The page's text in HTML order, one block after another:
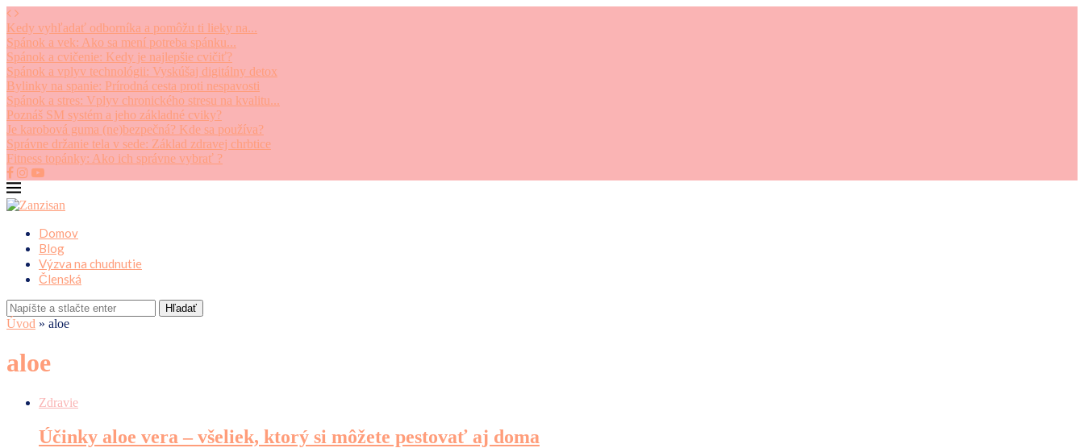
Kedy vyhľadať odborníka a pomôžu ti lieky na...
Spánok a vek: Ako sa mení potreba spánku...
Spánok a cvičenie: Kedy je najlepšie cvičiť?
Spánok a vplyv technológii: Vyskúšaj digitálny detox
Bylinky na spanie: Prírodná cesta proti nespavosti
Spánok a stres: Vplyv chronického stresu na kvalitu...
Poznáš SM systém a jeho základné cviky?
Je karobová guma (ne)bezpečná? Kde sa používa?
Správne držanie tela v sede: Základ zdravej chrbtice
Fitness topánky: Ako ich správne vybrať ?
Domov
Blog
Výzva na chudnutie
Členská
Hľadať
Úvod » aloe
aloe
Zdravie
Účinky aloe vera – všeliek, ktorý si môžete pestovať aj doma